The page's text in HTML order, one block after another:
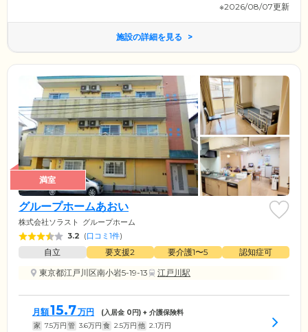
※2026/08/07更新
施設の詳細を見る
満室
グループホームあおい
株式会社ソラスト グループホーム
3.2 (口コミ1件)
自立 要支援2 要介護1〜5
認知症可
東京都江戸川区南小岩5-19-13
江戸川駅
月額15.7万円 (入居金 0円) + 介護保険料
家 7.5万円 管 3.6万円 食 2.5万円 他 2.1万円